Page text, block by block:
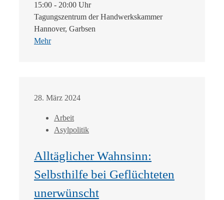
15:00 - 20:00 Uhr
Tagungszentrum der Handwerkskammer
Hannover, Garbsen
Mehr
28. März 2024
Arbeit
Asylpolitik
Alltäglicher Wahnsinn:
Selbsthilfe bei Geflüchteten
unerwünscht